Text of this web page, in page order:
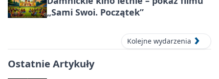
„Sami Swoi. Początek”
Kolejne wydarzenia
Ostatnie Artykuły